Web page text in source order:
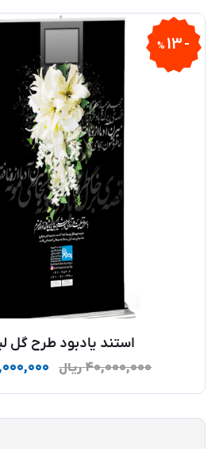
13
%
استند یادبود طرح گل
۴۰,۰۰۰,۰۰۰ ریال